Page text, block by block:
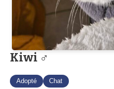
Kiwi ♂
Adopté Chat